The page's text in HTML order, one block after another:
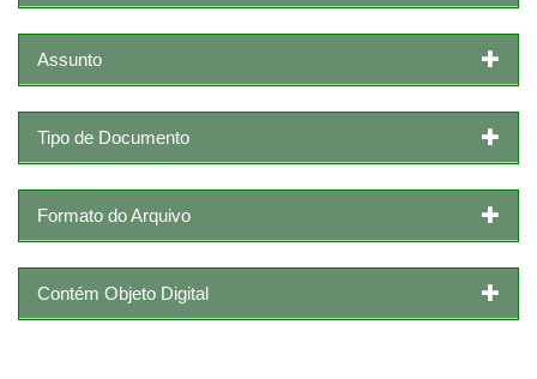
Assunto
Tipo de Documento
Formato do Arquivo
Contém Objeto Digital